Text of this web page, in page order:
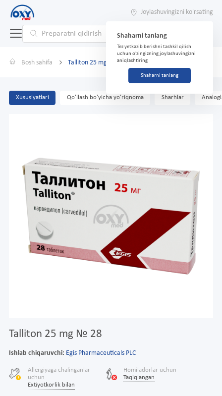
Joylashuvingizni ko'rsating
Shaharni tanlang
Tez yetkazib berishni tashkil qilish
uchun o'zingizning joylashuvingizni
aniqlashtiring
Shaharni tanlang
Bosh sahifa Talliton 25 mg № 28
Xususiyatlari Qo'llash bo'yicha yo'riqnoma Sharhlar
Talliton 25 mg № 28
Ishlab chiqaruvchi: Egis Pharmaceuticals PLC
Allergiyaga chalinganlar
uchun
Extiyotkorlik bilan
Homiladorlar uchun
Taqiqlangan